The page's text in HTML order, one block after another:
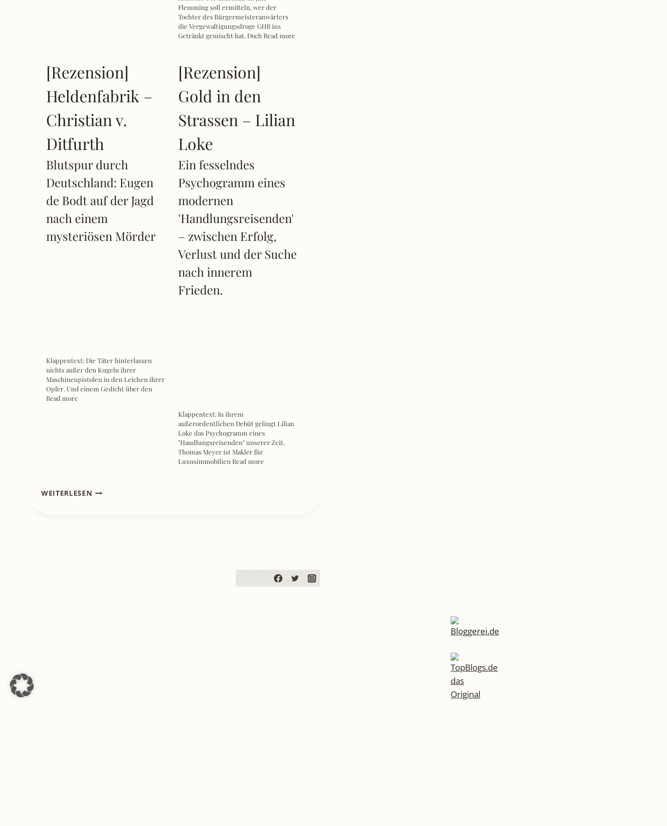
Flemming soll ermitteln, wer der
Tochter des Bürgermeisteranwärters
die Vergewaltigungsdroge GHB ins
Getränkt gemischt hat. DochRead more
[Rezension]
Heldenfabrik –
Christian v.
Ditfurth
Blutspur durch
Deutschland: Eugen
de Bodt auf der Jagd
nach einem
mysteriösen Mörder
Klappentext: Die Täter hinterlassen
nichts außer den Kugeln ihrer
Maschinenpistolen in den Leichen ihrer
Opfer. Und einem Gedicht über den
Read more
[Rezension]
Gold in den
Strassen – Lilian
Loke
Ein fesselndes
Psychogramm eines
modernen
'Handlungsreisenden'
– zwischen Erfolg,
Verlust und der Suche
nach innerem
Frieden.
Klappentext: In ihrem
außerordentlichen Debüt gelingt Lilian
Loke das Psychogramm eines
"Handlungsreisenden" unserer Zeit.
Thomas Meyer ist Makler für
Luxusimmobilien Read more
WEITERLESEN[REZENSION]